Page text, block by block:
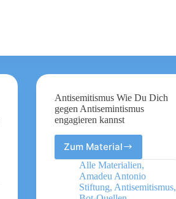
Antisemitismus Wie Du Dich
gegen Antisemintismus
engagieren kannst
Zum MaterialAntisemitismus
Wie
Du
Dich
Alle Materialien,
Amadeu Antonio
Stiftung, Antisemitismus,